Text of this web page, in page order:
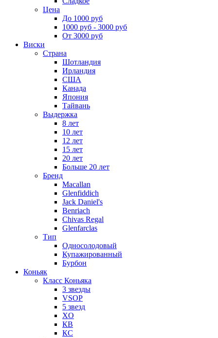
Цена
До 1000 руб
1000 руб - 3000 руб
От 3000 руб
Виски
Страна
Шотландия
Ирландия
США
Канада
Япония
Тайвань
Выдержка
8 лет
10 лет
12 лет
15 лет
20 лет
Больше 20 лет
Бренд
Macallan
Glenfiddich
Jack Daniel's
Benriach
Chivas Regal
Glenfarclas
Тип
Односолодовый
Купажированный
Бурбон
Коньяк
Класс Коньяка
3 звезды
VSOP
5 звезд
XO
КВ
КС